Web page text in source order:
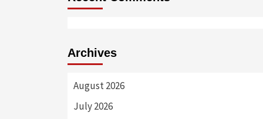
Archives
August 2026
July 2026